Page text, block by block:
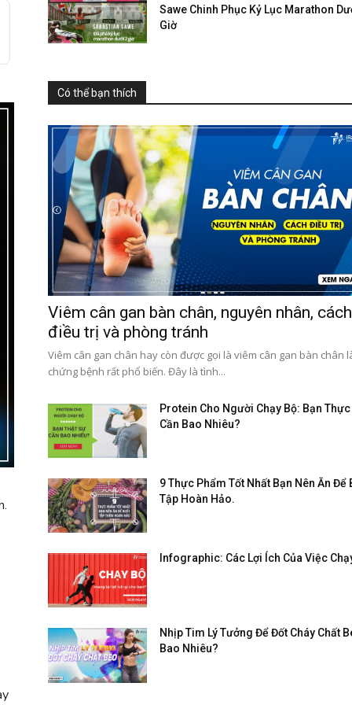
Sawe Chinh Phục Kỷ Lục Marathon
Giờ
Có thể bạn thích
Viêm cân gan bàn chân, nguyên nhân, cách
điều trị và phòng tránh
Viêm cân gan chân hay còn được gọi là viêm cân gan bàn chân
chứng bệnh rất phổ biến. Đây là tình...
Protein Cho Người Chạy Bộ: Bạn
Cần Bao Nhiêu?
9 Thực Phẩm Tốt Nhất Bạn Nên Ăn Để
Tập Hoàn Hảo.
Infographic: Các Lợi Ích Của Việc
Nhịp Tim Lý Tưởng Để Đốt Cháy Chất
Bao Nhiêu?